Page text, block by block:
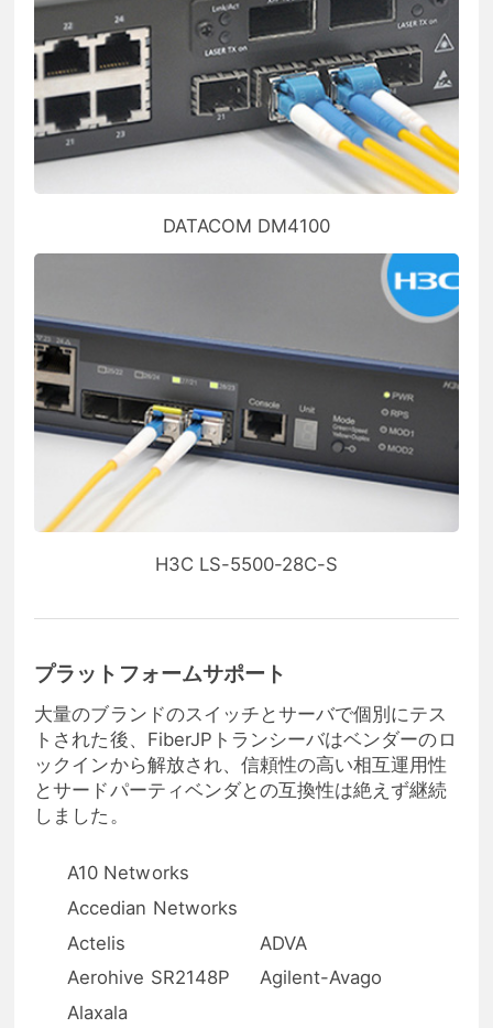
DATACOM DM4100
H3C LS-5500-28C-S
プラットフォームサポート
大量のブランドのスイッチとサーバで個別にテス
トされた後、FiberJPトランシーバはベンダーのロ
ックインから解放され、信頼性の高い相互運用性
とサードパーティベンダとの互換性は絶えず継続
しました。
A10 Networks
Accedian Networks
Actelis
ADVA
Aerohive SR2148P
Agilent-Avago
Alaxala